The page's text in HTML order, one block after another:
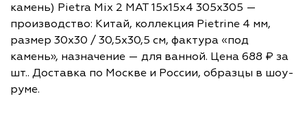
камень) Pietra Mix 2 MAT 15x15х4 305x305 —
производство: Китай, коллекция Pietrine 4 мм,
размер 30х30 / 30,5х30,5 см, фактура «под
камень», назначение — для ванной. Цена 688 ₽ за
шт.. Доставка по Москве и России, образцы в шоу-
руме.